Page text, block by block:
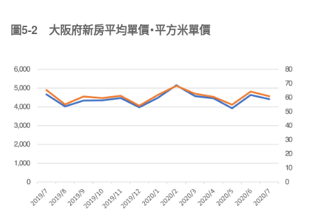
圖5-2 大阪府新房平均單價・平方米單價